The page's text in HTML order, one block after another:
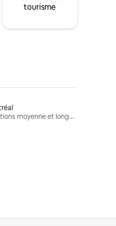
tourisme
Locations moyenne et longue durée